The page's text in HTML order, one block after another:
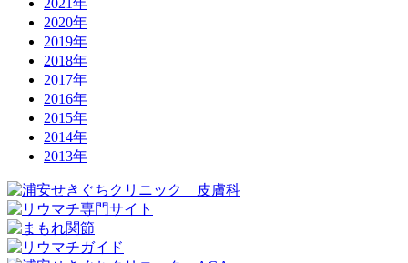
2020年
2019年
2018年
2017年
2016年
2015年
2014年
2013年